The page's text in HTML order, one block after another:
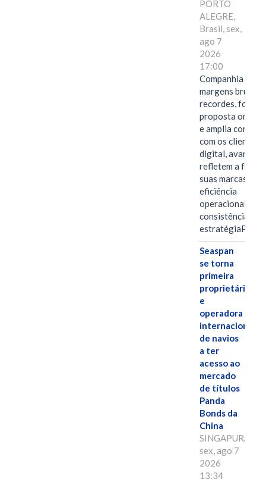
PORTO
ALEGRE,
Brasil, sex,
ago 7
2026
17:00
Companhia
margens brutas
recordes,
proposta
e amplia
com os clientes
digital, avanços
refletem a força
suas marcas, a
eficiência
operacional e a
consistência de
Seaspan
se torna
primeira
proprietária
e
operadora
internacional
de navios
a ter
acesso ao
mercado
de títulos
Panda
Bonds da
China
SINGAPURA,
sex, ago 7
2026
13:34